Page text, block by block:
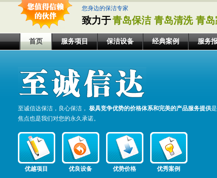
致力于青岛保洁 青岛清洗 青
您身边的保洁专家
首页 服务项目 保洁设备 经典案例 服务
至诚信达保洁，良心保洁， 极具竞争优势的价格体系和完美的产品服务提供
焦点也是我们对您的永久承诺。
优越项目 优良设备 优势价格 优秀案例